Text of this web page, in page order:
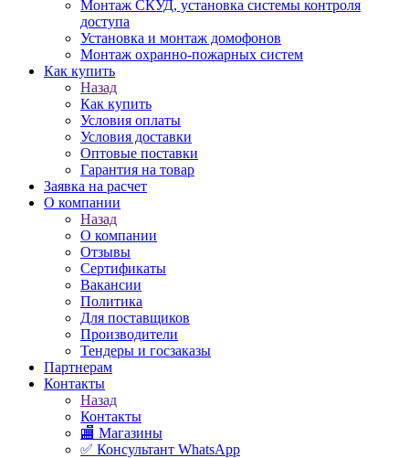
Монтаж СКУД, установка системы контроля
доступа
Установка и монтаж домофонов
Монтаж охранно-пожарных систем
Как купить
Назад
Как купить
Условия оплаты
Условия доставки
Оптовые поставки
Гарантия на товар
Заявка на расчет
О компании
Назад
О компании
Отзывы
Сертификаты
Вакансии
Политика
Для поставщиков
Производители
Тендеры и госзаказы
Партнерам
Контакты
Назад
Контакты
🏬 Магазины
✅️ Консультант WhatsApp